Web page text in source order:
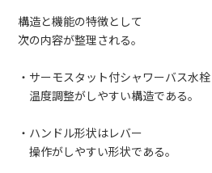
構造と機能の特徴として
次の内容が整理される。
・サーモスタット付シャワーバス水栓
温度調整がしやすい構造である。
・ハンドル形状はレバー
操作がしやすい形状である。